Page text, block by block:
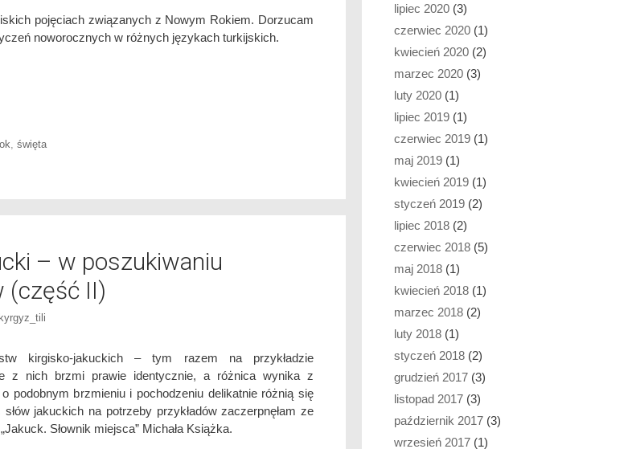
pojęciach związanych z Nowym Rokiem. Dorzucam
noworocznych w różnych językach turkijskich.
święta
– w poszukiwaniu
(część II)
kyrgyz_tili
kirgisko-jakuckich – tym razem na przykładzie
z nich brzmi prawie identycznie, a różnica wynika z
podobnym brzmieniu i pochodzeniu delikatnie różnią się
jakuckich na potrzeby przykładów zaczerpnęłam ze
Słownik miejsca” Michała Książka.
lipiec 2020 (3)
czerwiec 2020 (1)
kwiecień 2020 (2)
marzec 2020 (3)
luty 2020 (1)
lipiec 2019 (1)
czerwiec 2019 (1)
maj 2019 (1)
kwiecień 2019 (1)
styczeń 2019 (2)
lipiec 2018 (2)
czerwiec 2018 (5)
maj 2018 (1)
kwiecień 2018 (1)
marzec 2018 (2)
luty 2018 (1)
styczeń 2018 (2)
grudzień 2017 (3)
listopad 2017 (3)
październik 2017 (3)
wrzesień 2017 (1)